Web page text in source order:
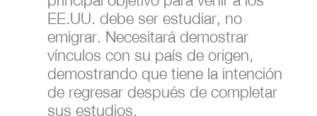
EE.UU. debe ser estudiar, no
emigrar. Necesitará demostrar
vínculos con su país de origen,
demostrando que tiene la intención
de regresar después de completar
sus estudios.